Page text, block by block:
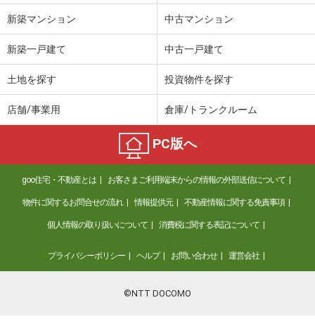
新築マンション 中古マンション
新築一戸建て 中古一戸建て
土地を探す 投資物件を探す
店舗/事業用 倉庫/トランクルーム
PC版へ
goo住宅・不動産とは お客さまご利用端末からの情報の外部送信について
物件に関するお問合せの流れ 情報提供元 不動産情報に関する免責事項
個人情報の取り扱いについて 消費税に関する表記について
プライバシーポリシー ヘルプ お問い合わせ 運営会社
©NTT DOCOMO